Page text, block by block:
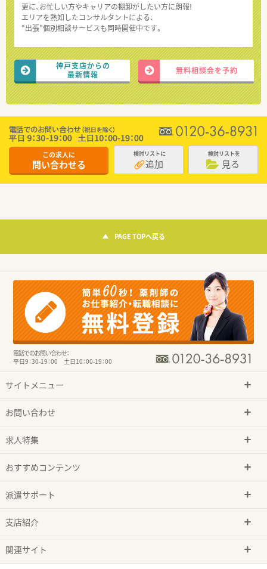
更に、お忙しい方やキャリアの棚卸がしたい方に朗報!
エリアを熟知したコンサルタントによる、
“出張”個別相談サービスも同時開催中です。
神戸支店からの
最新情報
無料相談会を予約
この求人に
問い合わせる
検討リストに
追加
検討リストを
見る
PAGE TOPへ戻る
電話でのお問い合わせ：
平日9：30-19：00 土日10：00-19：00
サイトメニュー
お問い合わせ
求人特集
おすすめコンテンツ
派遣サポート
支店紹介
関連サイト